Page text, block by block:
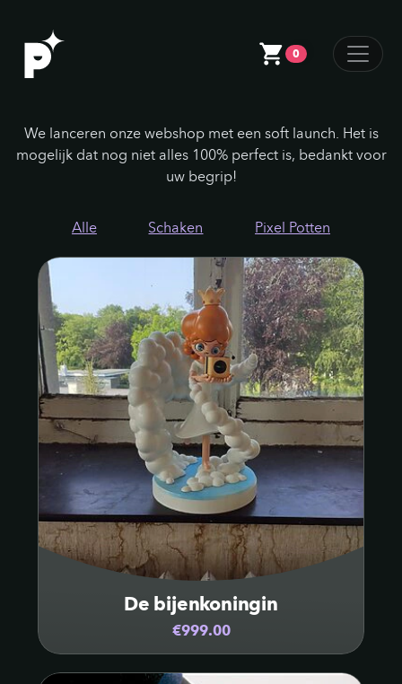
0
We lanceren onze webshop met een soft launch. Het is
mogelijk dat nog niet alles 100% perfect is, bedankt voor
uw begrip!
Alle Schaken Pixel Potten
De bijenkoningin
€999.00